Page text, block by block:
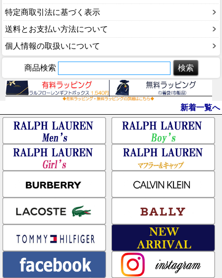
特定商取引法に基づく表示
送料とお支払い方法について
個人情報の取扱いについて
商品検索
新着一覧へ